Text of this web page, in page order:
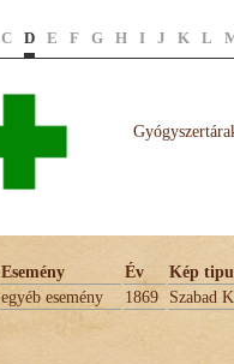
C D E F G H I J K L
Esemény Év
Kép
egyéb esemény 1869 Szabad